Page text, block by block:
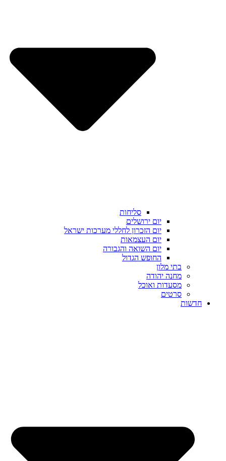
סליחות
יום ירושלים
יום הזכרון לחללי מערכות ישראל
יום העצמאות
יום השואה והגבורה
החופש הגדול
בתי מלון
מחנה יהודה
מסעדות ואוכל
סרטים
חדשות